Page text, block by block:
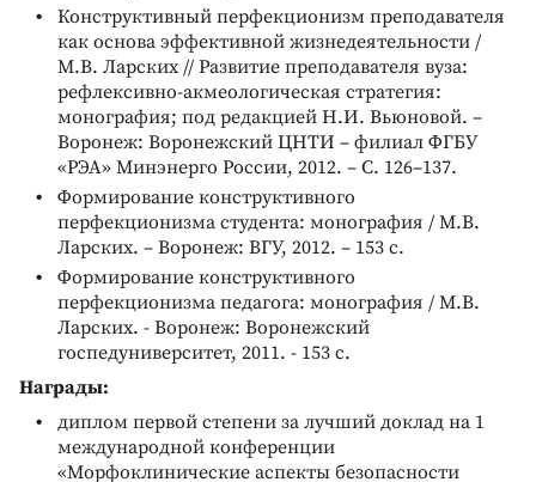
Конструктивный перфекционизм преподавателя
как основа эффективной жизнедеятельности /
М.В. Ларских // Развитие преподавателя вуза:
рефлексивно-акмеологическая стратегия:
монография; под редакцией Н.И. Вьюновой. –
Воронеж: Воронежский ЦНТИ – филиал ФГБУ
«РЭА» Минэнерго России, 2012. – С. 126–137.
Формирование конструктивного
перфекционизма студента: монография / М.В.
Ларских. – Воронеж: ВГУ, 2012. – 153 с.
Формирование конструктивного
перфекционизма педагога: монография / М.В.
Ларских. - Воронеж: Воронежский
госпедуниверситет, 2011. - 153 с.
Награды:
диплом первой степени за лучший доклад на 1
международной конференции
«Морфоклинические аспекты безопасности